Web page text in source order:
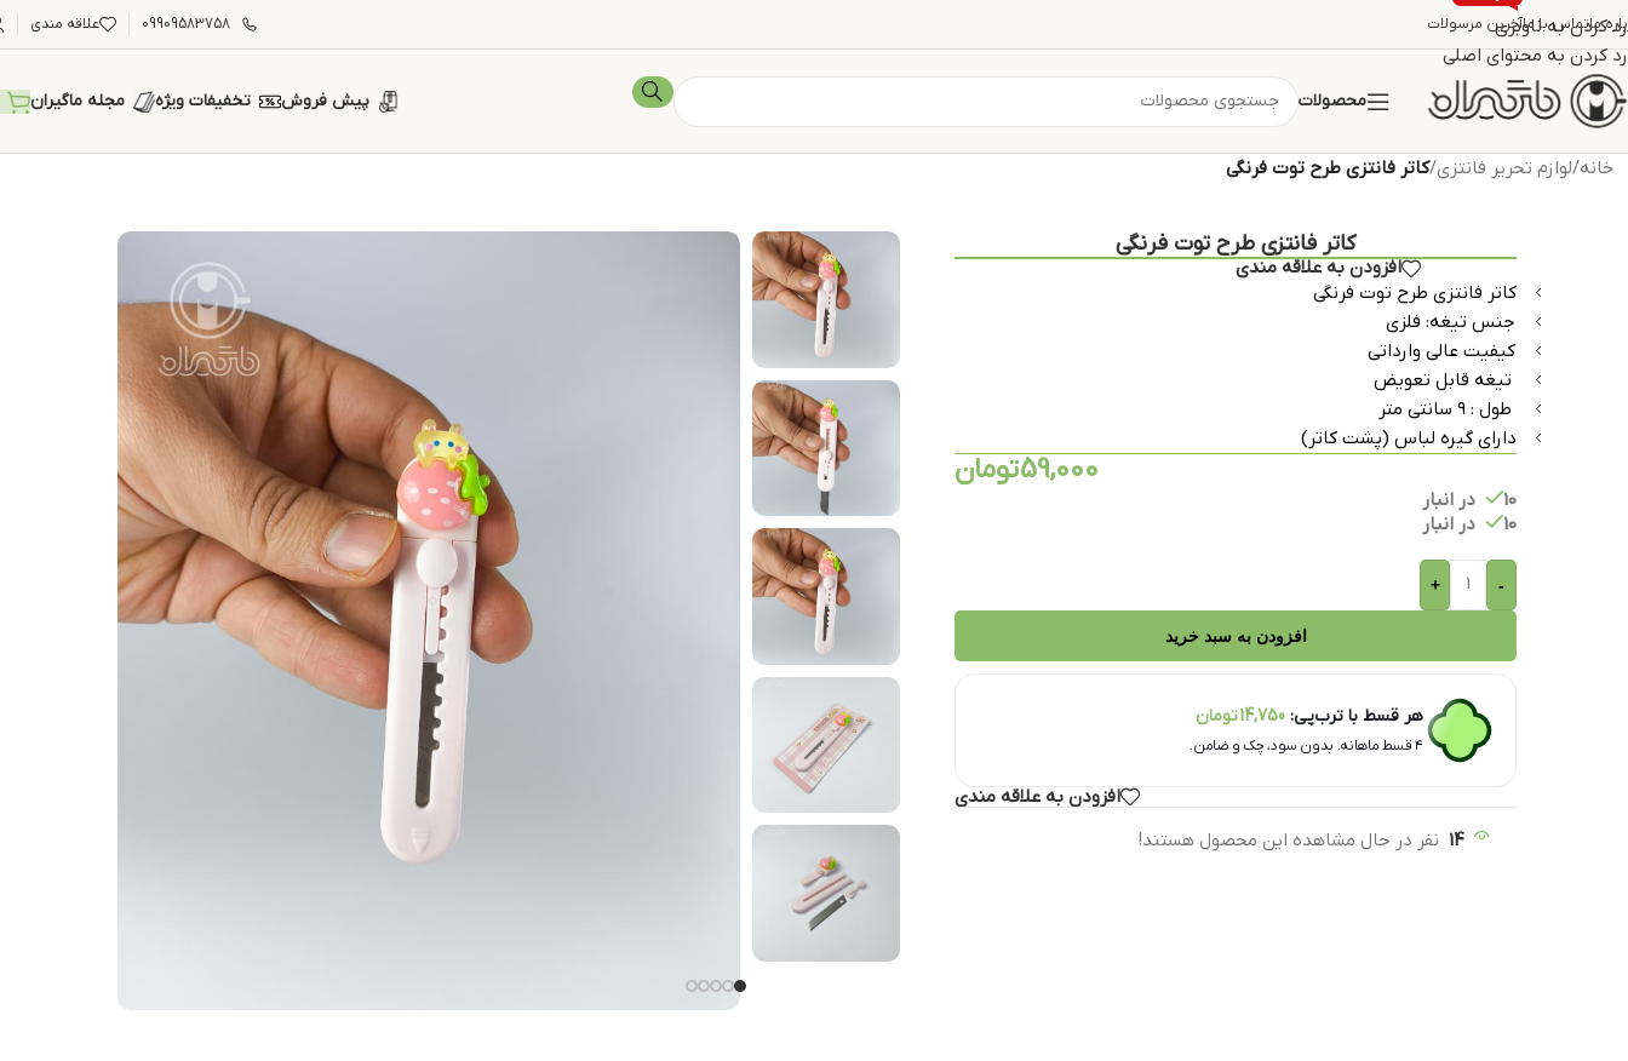
رد کردن به ناوبری
رد کردن به محتوای اصلی
ماتماس با ماآخرین مرسولات 09909583758 علاقه مندی
محصولات پیش فروش تخفیفات ویژه مجله ماگیران
خانه/لوازم تحریر فانتزی/کاتر فانتزی طرح توت فرنگی
کاتر فانتزی طرح توت فرنگی
افزودن به علاقه مندی
کاتر فانتزی طرح توت فرنگی
جنس تیغه: فلزی
کیفیت عالی وارداتی
️ تیغه قابل تعویض
️ طول : ۹ سانتی متر
دارای گیره لباس (پشت کاتر)
59,000تومان
10 در انبار
10 در انبار
-
+
افزودن به سبد خرید
هر قسط با ترب‌پی: 14,750تومان
۴ قسط ماهانه. بدون سود، چک و ضامن.
افزودن به علاقه مندی
14 نفر در حال مشاهده این محصول هستند!